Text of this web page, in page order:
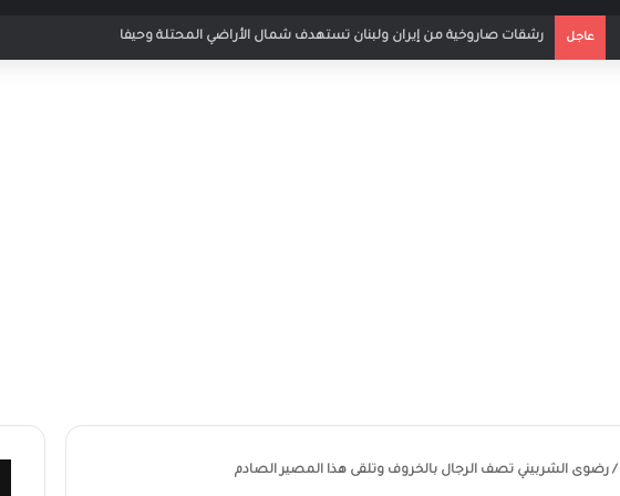
عاجل بث مباشر مباراة الأردن والإمارات في كأس العرب 2025
/ رضوى الشربيني تصف الرجال بالخروف وتلقى هذا المصير الصادم